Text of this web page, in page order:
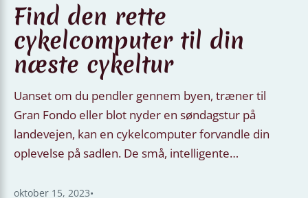
Find den rette
cykelcomputer til din
næste cykeltur
Uanset om du pendler gennem byen, træner til
Gran Fondo eller blot nyder en søndagstur på
landevejen, kan en cykelcomputer forvandle din
oplevelse på sadlen. De små, intelligente…
oktober 15, 2023•